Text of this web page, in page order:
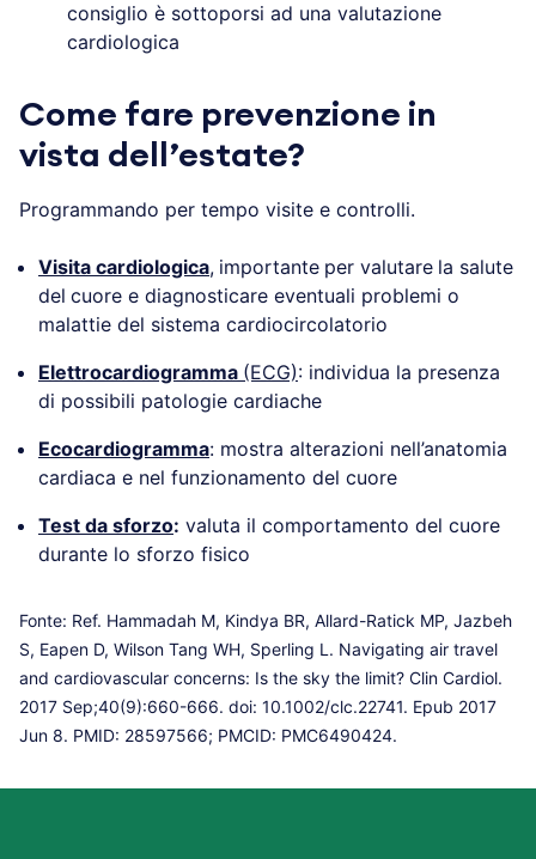
consiglio è sottoporsi ad una valutazione
cardiologica
Come fare prevenzione in
vista dell’estate?
Programmando per tempo visite e controlli.
Visita cardiologica, importante per valutare la salute
del cuore e diagnosticare eventuali problemi o
malattie del sistema cardiocircolatorio
Elettrocardiogramma (ECG): individua la presenza
di possibili patologie cardiache
Ecocardiogramma: mostra alterazioni nell’anatomia
cardiaca e nel funzionamento del cuore
Test da sforzo: valuta il comportamento del cuore
durante lo sforzo fisico
Fonte: Ref. Hammadah M, Kindya BR, Allard-Ratick MP, Jazbeh
S, Eapen D, Wilson Tang WH, Sperling L. Navigating air travel
and cardiovascular concerns: Is the sky the limit? Clin Cardiol.
2017 Sep;40(9):660-666. doi: 10.1002/clc.22741. Epub 2017
Jun 8. PMID: 28597566; PMCID: PMC6490424.